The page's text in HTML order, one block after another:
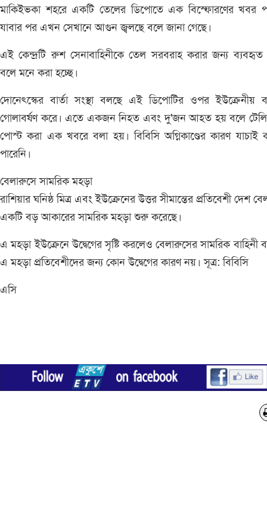
মাকিইভকা শহরে একটি তেলের ডিপোতে এক বিস্ফোরণের খবর
যাবার পর এখন সেখানে আগুন জ্বলছে বলে জানা গেছে।
এই কেন্দ্রটি রুশ সেনাবাহিনীকে তেল সরবরাহ করার জন্য
বলে মনে করা হচ্ছে।
দোনেৎস্কের বার্তা সংস্থা বলছে এই ডিপোটির ওপর ইউক্রেনীয়
গোলাবর্ষণ করে। এতে একজন নিহত এবং দু'জন আহত হয় বলে
পোস্ট করা এক খবরে বলা হয়। বিবিসি অগ্নিকাণ্ডের কারণ যাচাই
পারেনি।
বেলারুসে সামরিক মহড়া
রাশিয়ার ঘনিষ্ঠ মিত্র এবং ইউক্রেনের উত্তর সীমান্তের প্রতিবেশী দেশ
একটি বড় আকারের সামরিক মহড়া শুরু করেছে।
এ মহড়া ইউক্রেনে উদ্বেগের সৃষ্টি করলেও বেলারুসের সামরিক বাহিনী
এ মহড়া প্রতিবেশীদের জন্য কোন উদ্বেগের কারণ নয়। সূত্র: বিবিসি
এসি